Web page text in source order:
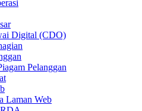
Digital (CDO)
Pelanggan
Laman Web